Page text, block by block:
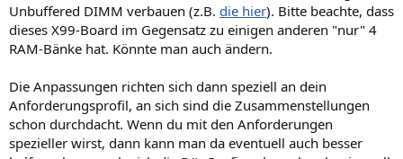
Unbuffered DIMM verbauen (z.B. die hier). Bitte beachte, dass
dieses X99-Board im Gegensatz zu einigen anderen "nur" 4
RAM-Bänke hat. Könnte man auch ändern.
Die Anpassungen richten sich dann speziell an dein
Anforderungsprofil, an sich sind die Zusammenstellungen
schon durchdacht. Wenn du mit den Anforderungen
spezieller wirst, dann kann man da eventuell auch besser